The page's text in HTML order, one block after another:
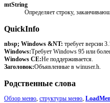
mtString
Определяет строку,
QuickInfo
nbsp; Windows &NT: требует версии
Windows:Требует Windows 95 или
Windows CE:Не поддерживается.
Заголовок:Объявленные в winuser.h.
Родственные слова
Обзор меню, структуры меню,